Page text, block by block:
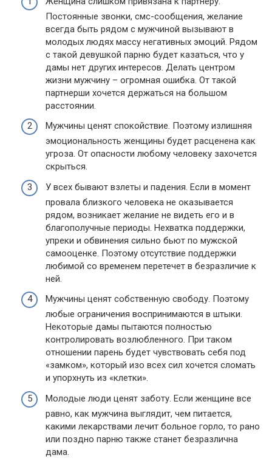
Постоянные звонки, смс-сообщения, желание
всегда быть рядом с мужчиной вызывают в
молодых людях массу негативных эмоций. Рядом
с такой девушкой парню будет казаться, что у
дамы нет других интересов. Делать центром
жизни мужчину – огромная ошибка. От такой
партнерши хочется держаться на большом
расстоянии.
Мужчины ценят спокойствие. Поэтому излишняя
эмоциональность женщины будет расценена как
угроза. От опасности любому человеку захочется
скрыться.
У всех бывают взлеты и падения. Если в момент
провала близкого человека не оказывается
рядом, возникает желание не видеть его и в
благополучные периоды. Нехватка поддержки,
упреки и обвинения сильно бьют по мужской
самооценке. Поэтому отсутствие поддержки
любимой со временем перетечет в безразличие к
ней.
Мужчины ценят собственную свободу. Поэтому
любые ограничения воспринимаются в штыки.
Некоторые дамы пытаются полностью
контролировать возлюбленного. При таком
отношении парень будет чувствовать себя под
«замком», который изо всех сил хочется сломать
и упорхнуть из «клетки».
Молодые люди ценят заботу. Если женщине все
равно, как мужчина выглядит, чем питается,
какими лекарствами лечит больное горло, то рано
или поздно парню также станет безразлична
дама.